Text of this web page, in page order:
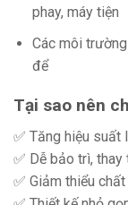
phay, máy tiện
Các môi
để
Tại sao nên
✅ Tăng hiệu
✅ Dễ bảo trì,
✅ Giảm thiểu